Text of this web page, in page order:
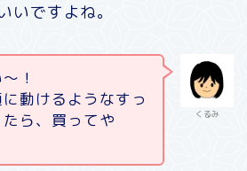
いですよね。
くるみ
！
動けるようなすっ
ら、買ってや